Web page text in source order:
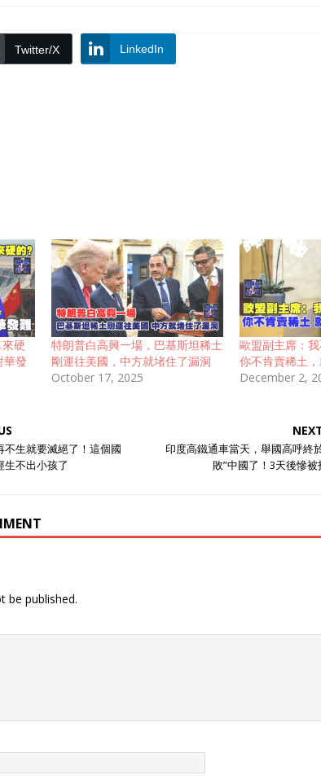
Twitter/X LinkedIn
硬
華發
特朗普白高興一場，巴基斯坦稀土
剛運往美國，中方就堵住了漏洞
October 17, 2025
歐盟副主席：
你不肯賣稀土
December 2,
不生就要滅絕了！這個國
生不出小孩了
印度高鐵通車當天，舉國高呼終
敗”中國了！3天後慘被
be published.